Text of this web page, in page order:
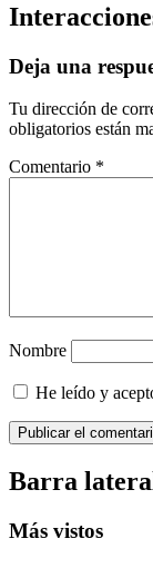
Deja una
Tu dirección de
obligatorios están
Comentario *
Nombre
He leído y
Barra
Más vistos